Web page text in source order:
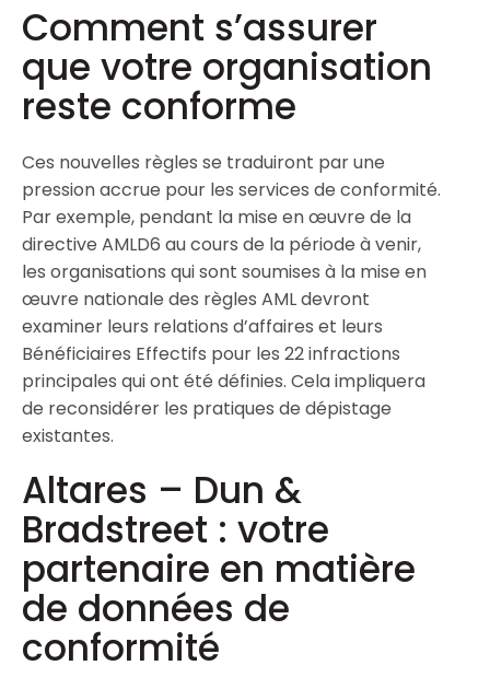
Comment s’assurer
que votre organisation
reste conforme
Ces nouvelles règles se traduiront par une
pression accrue pour les services de conformité.
Par exemple, pendant la mise en œuvre de la
directive AMLD6 au cours de la période à venir,
les organisations qui sont soumises à la mise en
œuvre nationale des règles AML devront
examiner leurs relations d’affaires et leurs
Bénéficiaires Effectifs pour les 22 infractions
principales qui ont été définies. Cela impliquera
de reconsidérer les pratiques de dépistage
existantes.
Altares – Dun &
Bradstreet : votre
partenaire en matière
de données de
conformité